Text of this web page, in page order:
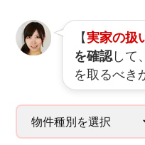
【実家の扱
を確認して
を取るべき